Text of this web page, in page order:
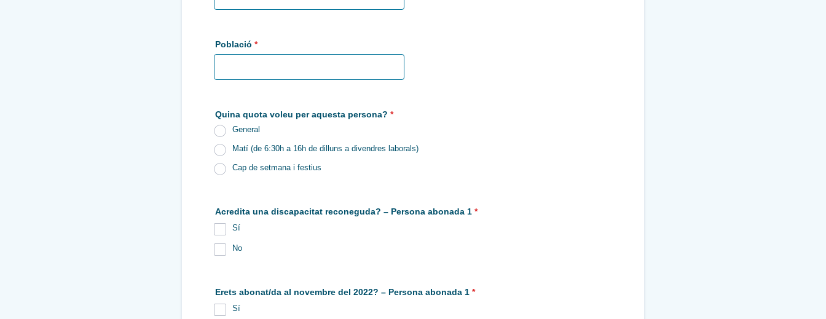
Població *
Quina quota voleu per aquesta persona? *
General
Matí (de 6:30h a 16h de dilluns a divendres laborals)
Cap de setmana i festius
Acredita una discapacitat reconeguda? – Persona abonada 1 *
Sí
No
Erets abonat/da al novembre del 2022? – Persona abonada 1 *
Sí